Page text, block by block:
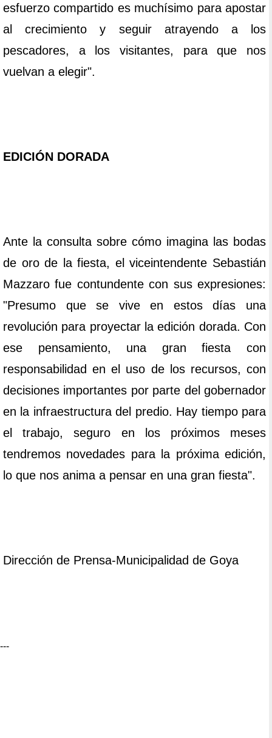
esfuerzo compartido es muchísimo para apostar
al crecimiento y seguir atrayendo a los
pescadores, a los visitantes, para que nos
vuelvan a elegir".
EDICIÓN DORADA
Ante la consulta sobre cómo imagina las bodas
de oro de la fiesta, el viceintendente Sebastián
Mazzaro fue contundente con sus expresiones:
"Presumo que se vive en estos días una
revolución para proyectar la edición dorada. Con
ese pensamiento, una gran fiesta con
responsabilidad en el uso de los recursos, con
decisiones importantes por parte del gobernador
en la infraestructura del predio. Hay tiempo para
el trabajo, seguro en los próximos meses
tendremos novedades para la próxima edición,
lo que nos anima a pensar en una gran fiesta".
Dirección de Prensa-Municipalidad de Goya
---